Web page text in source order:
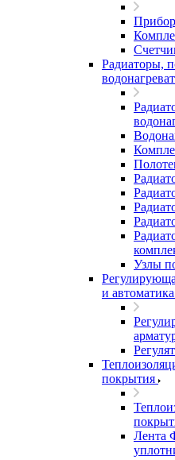
Радиаторы,
Узлы
и автоматика
покрытия
Лента